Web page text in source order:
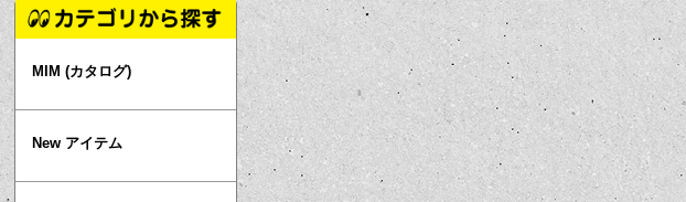
MIM (カタログ)
New アイテム